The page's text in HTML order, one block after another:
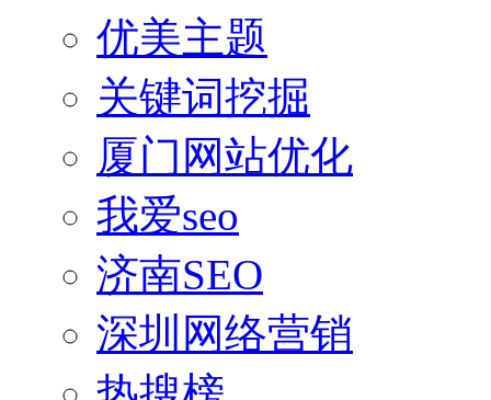
优美主题
关键词挖掘
厦门网站优化
我爱seo
济南SEO
深圳网络营销